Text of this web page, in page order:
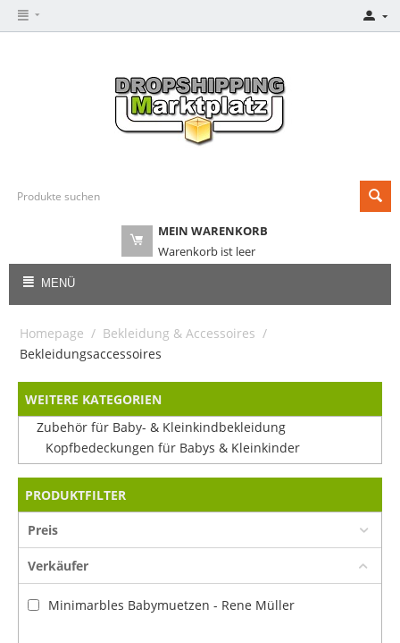
MEIN WARENKORB
Warenkorb ist leer
MENÜ
Homepage / Bekleidung & Accessoires /
Bekleidungsaccessoires
WEITERE KATEGORIEN
Zubehör für Baby- & Kleinkindbekleidung
Kopfbedeckungen für Babys & Kleinkinder
PRODUKTFILTER
Preis
Verkäufer
Minimarbles Babymuetzen - Rene Müller